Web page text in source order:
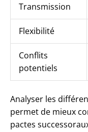
Transmission
Flexibilité
Conflits
potentiels
Analyser les
permet de mieux
pactes